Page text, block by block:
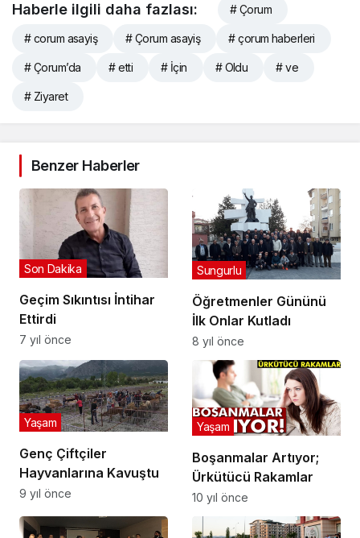
Haberle ilgili daha fazlası: # Çorum
# corum asayiş # Çorum asayiş # çorum haberleri
# Çorum’da # etti # İçin # Oldu # ve
# Ziyaret
Benzer Haberler
Geçim Sıkıntısı İntihar
Ettirdi
Son Dakika
7 yıl önce
Öğretmenler Gününü
İlk Onlar Kutladı
Sungurlu
8 yıl önce
Genç Çiftçiler
Hayvanlarına Kavuştu
Yaşam
9 yıl önce
Boşanmalar Artıyor;
Ürkütücü Rakamlar
Yaşam
10 yıl önce